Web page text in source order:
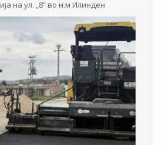
на ул. „8“ во н.м Илинден